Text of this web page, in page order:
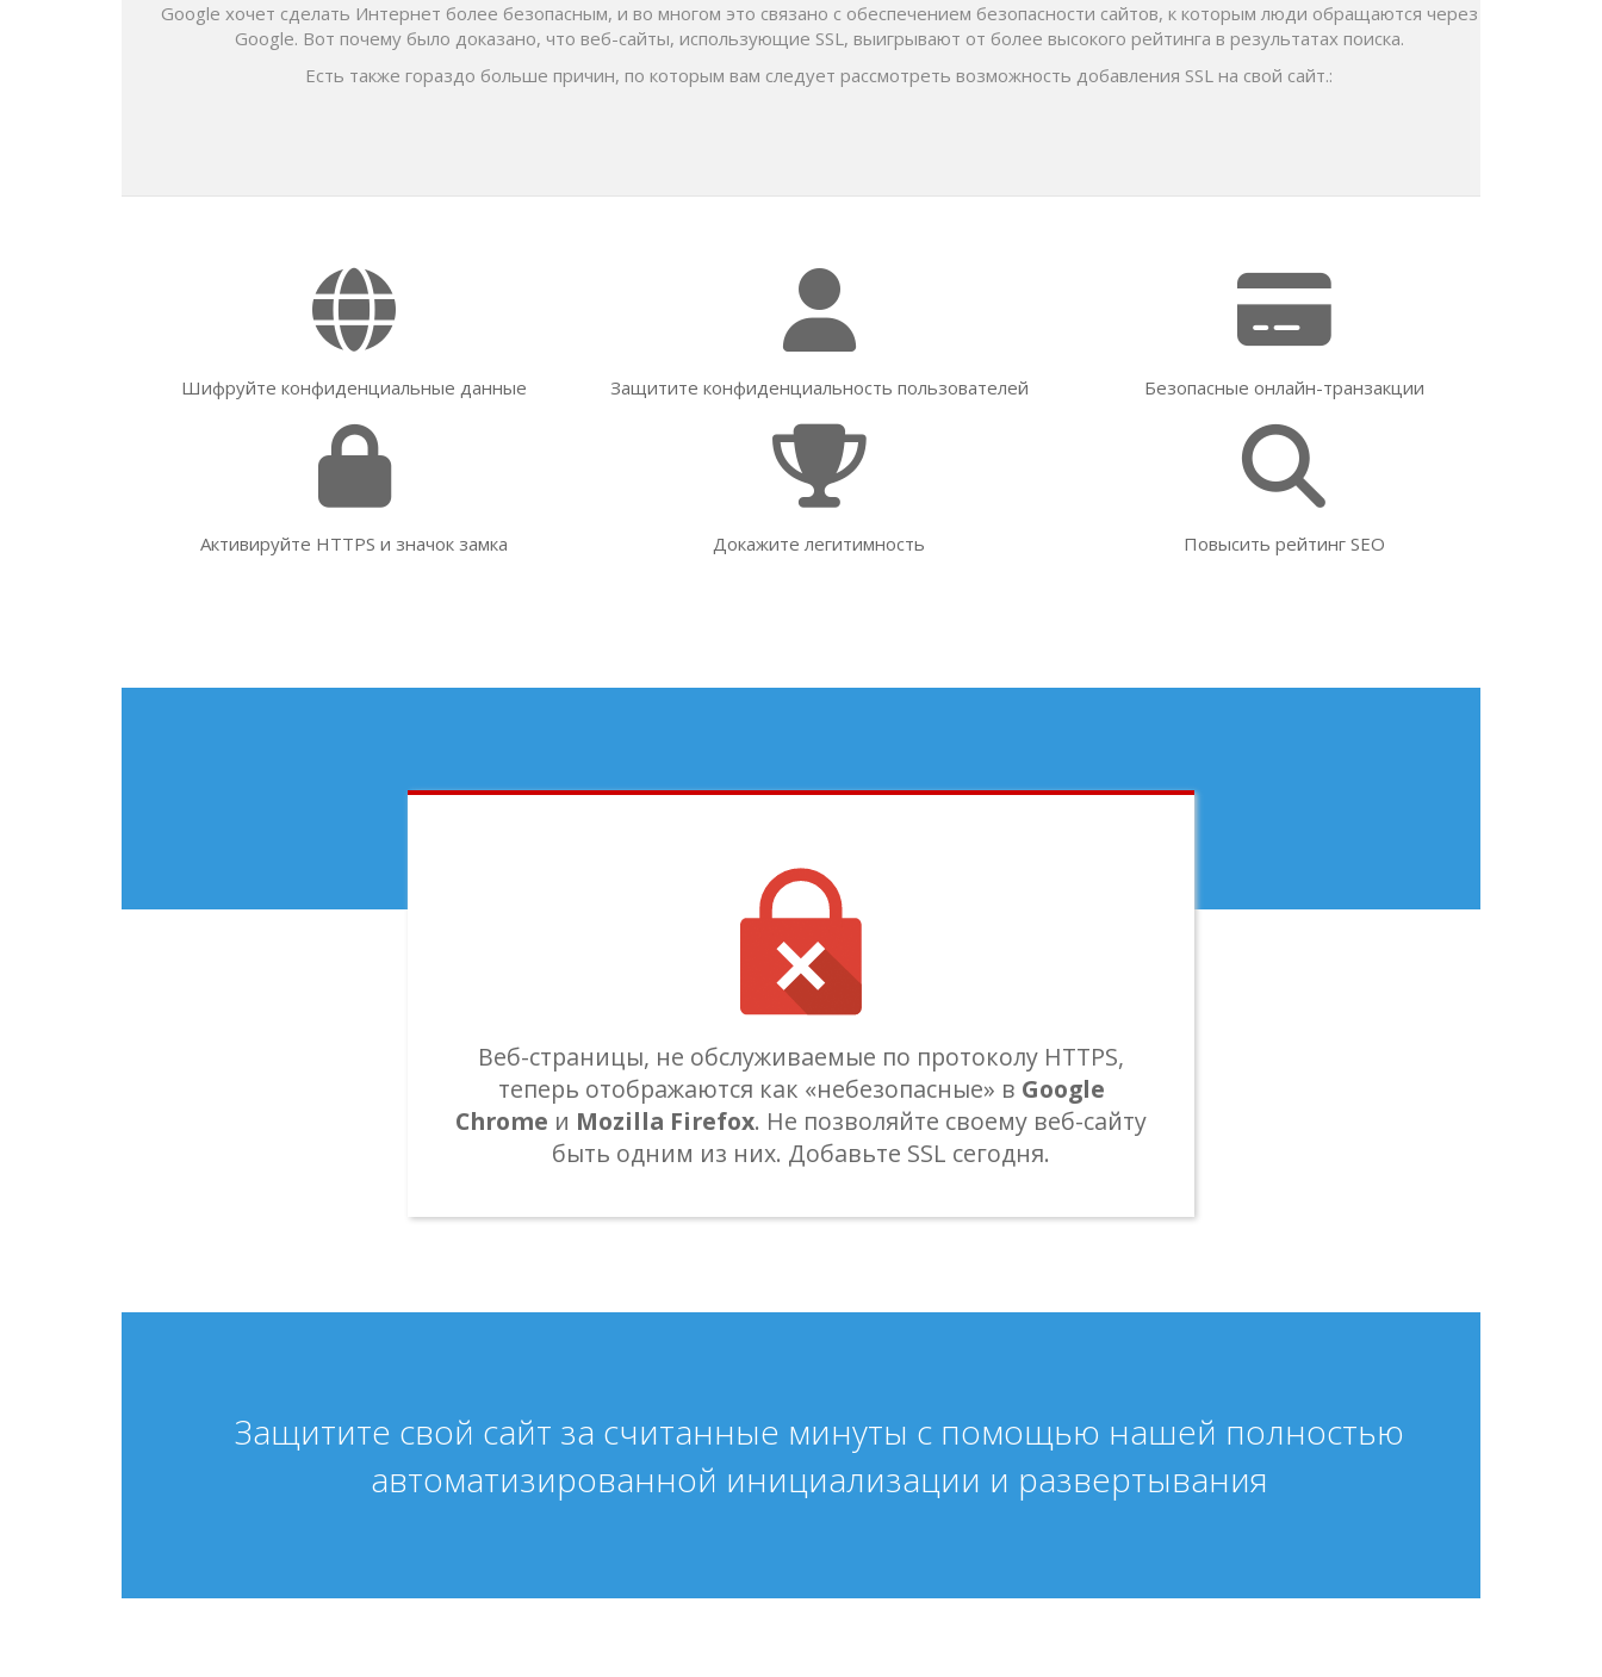
Google хочет сделать Интернет более безопасным, и во многом это связано с обеспечением безопасности сайтов, к которым люди обращаются через
Google. Вот почему было доказано, что веб-сайты, использующие SSL, выигрывают от более высокого рейтинга в результатах поиска.
Есть также гораздо больше причин, по которым вам следует рассмотреть возможность добавления SSL на свой сайт.:
Шифруйте конфиденциальные данные Защитите конфиденциальность пользователей Безопасные онлайн-транзакции
Активируйте HTTPS и значок замка Докажите легитимность Повысить рейтинг SEO
Веб-страницы, не обслуживаемые по протоколу HTTPS,
теперь отображаются как «небезопасные» в Google
Chrome и Mozilla Firefox. Не позволяйте своему веб-сайту
быть одним из них. Добавьте SSL сегодня.
Защитите свой сайт за считанные минуты с помощью нашей полностью
автоматизированной инициализации и развертывания